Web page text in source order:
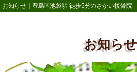
お知らせ｜豊島区池袋駅 徒歩5分のさかい接骨院
お知らせ